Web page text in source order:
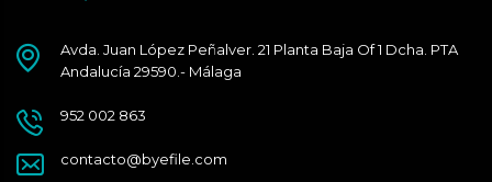
Avda. Juan López Peñalver. 21 Planta Baja Of 1 Dcha. PTA
Andalucía 29590.- Málaga
952 002 863
contacto@byefile.com